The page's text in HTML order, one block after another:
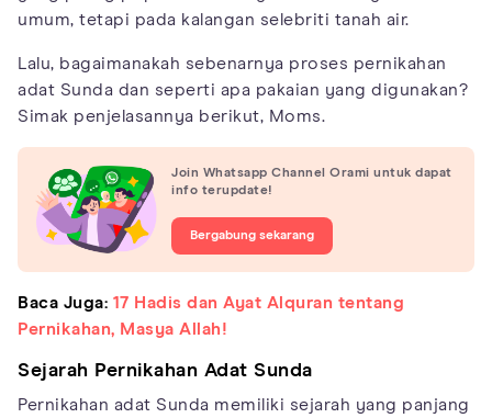
umum, tetapi pada kalangan selebriti tanah air.
Lalu, bagaimanakah sebenarnya proses pernikahan
adat Sunda dan seperti apa pakaian yang digunakan?
Simak penjelasannya berikut, Moms.
Join Whatsapp Channel Orami untuk dapat
info terupdate!
Bergabung sekarang
Baca Juga: 17 Hadis dan Ayat Alquran tentang
Pernikahan, Masya Allah!
Sejarah Pernikahan Adat Sunda
Pernikahan adat Sunda memiliki sejarah yang panjang